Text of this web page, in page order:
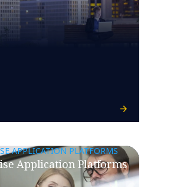
APPLICATION PLATFORMS
Application Platforms